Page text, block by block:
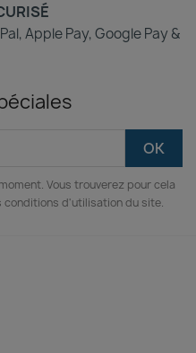
Apple Pay, Google Pay &
Vous trouverez pour cela
d'utilisation du site.